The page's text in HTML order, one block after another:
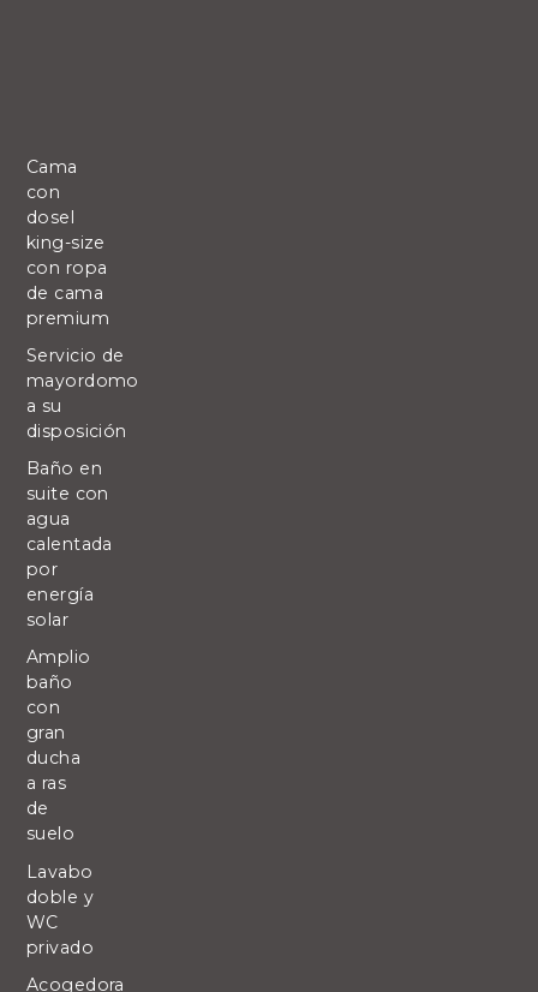
Cama
con
dosel
king-size
con ropa
de cama
premium
Servicio de
mayordomo
a su
disposición
Baño en
suite con
agua
calentada
por
energía
solar
Amplio
baño
con
gran
ducha
a ras
de
suelo
Lavabo
doble y
WC
privado
Acogedora